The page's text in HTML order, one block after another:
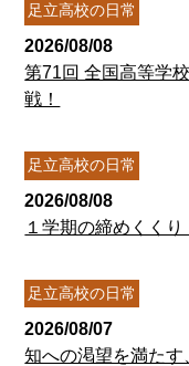
足立高校の日常
2026/08/08
第71回 全国高等学
戦！
足立高校の日常
2026/08/08
１学期の締めくく
足立高校の日常
2026/08/07
知への渇望を満たす